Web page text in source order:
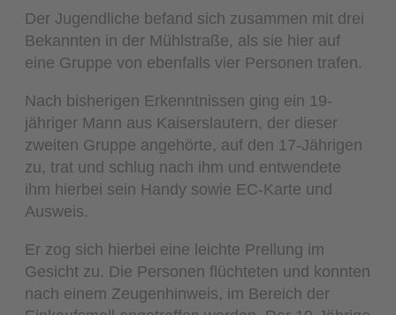
Der Jugendliche befand sich zusammen mit drei
Bekannten in der Mühlstraße, als sie hier auf
eine Gruppe von ebenfalls vier Personen trafen.
Nach bisherigen Erkenntnissen ging ein 19-
jähriger Mann aus Kaiserslautern, der dieser
zweiten Gruppe angehörte, auf den 17-Jährigen
zu, trat und schlug nach ihm und entwendete
ihm hierbei sein Handy sowie EC-Karte und
Ausweis.
Er zog sich hierbei eine leichte Prellung im
Gesicht zu. Die Personen flüchteten und konnten
nach einem Zeugenhinweis, im Bereich der